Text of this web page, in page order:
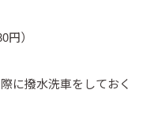
）
に撥水洗車をしておく